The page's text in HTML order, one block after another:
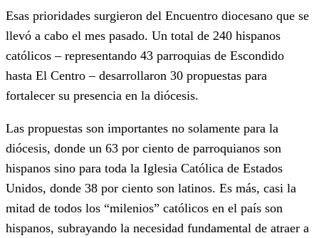
Esas prioridades surgieron del Encuentro diocesano que se
llevó a cabo el mes pasado. Un total de 240 hispanos
católicos – representando 43 parroquias de Escondido
hasta El Centro – desarrollaron 30 propuestas para
fortalecer su presencia en la diócesis.
Las propuestas son importantes no solamente para la
diócesis, donde un 63 por ciento de parroquianos son
hispanos sino para toda la Iglesia Católica de Estados
Unidos, donde 38 por ciento son latinos. Es más, casi la
mitad de todos los “milenios” católicos en el país son
hispanos, subrayando la necesidad fundamental de atraer a